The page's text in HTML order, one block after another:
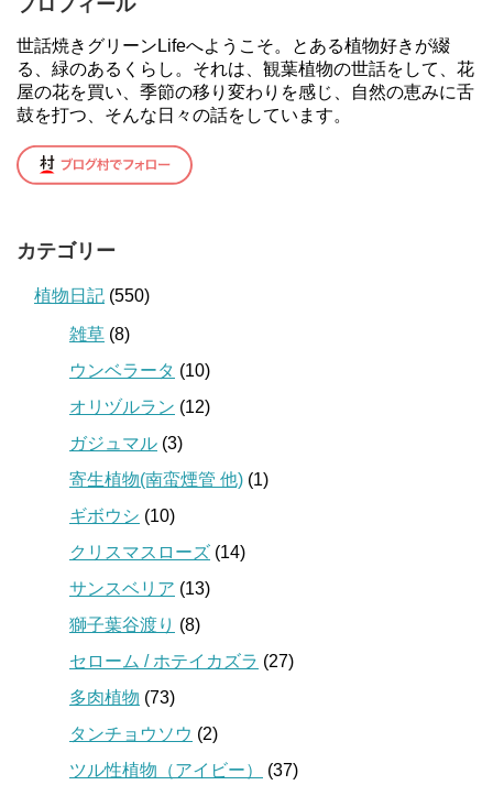
プロフィール
世話焼きグリーンLifeへようこそ。とある植物好きが綴
る、緑のあるくらし。それは、観葉植物の世話をして、花
屋の花を買い、季節の移り変わりを感じ、自然の恵みに舌
鼓を打つ、そんな日々の話をしています。
カテゴリー
植物日記 (550)
雑草 (8)
ウンベラータ (10)
オリヅルラン (12)
ガジュマル (3)
寄生植物(南蛮煙管 他) (1)
ギボウシ (10)
クリスマスローズ (14)
サンスベリア (13)
獅子葉谷渡り (8)
セローム / ホテイカズラ (27)
多肉植物 (73)
タンチョウソウ (2)
ツル性植物（アイビー）
(37)